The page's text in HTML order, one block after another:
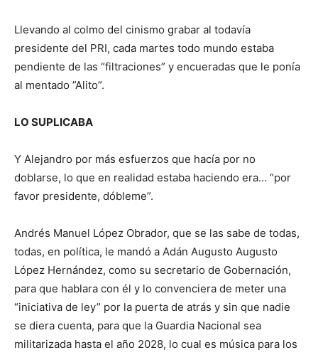
Llevando al colmo del cinismo grabar al todavía
presidente del PRI, cada martes todo mundo estaba
pendiente de las “filtraciones” y encueradas que le ponía
al mentado ”Alito”.
LO SUPLICABA
Y Alejandro por más esfuerzos que hacía por no
doblarse, lo que en realidad estaba haciendo era… “por
favor presidente, dóbleme”.
Andrés Manuel López Obrador, que se las sabe de todas,
todas, en política, le mandó a Adán Augusto Augusto
López Hernández, como su secretario de Gobernación,
para que hablara con él y lo convenciera de meter una
“iniciativa de ley” por la puerta de atrás y sin que nadie
se diera cuenta, para que la Guardia Nacional sea
militarizada hasta el año 2028, lo cual es música para los